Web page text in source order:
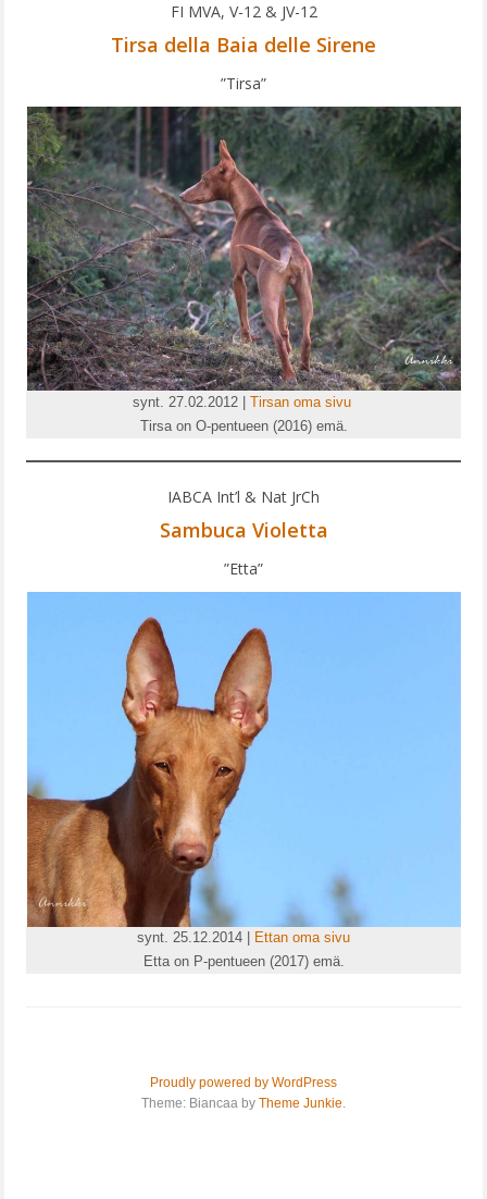
FI MVA, V-12 & JV-12
Tirsa della Baia delle Sirene
”Tirsa”
synt. 27.02.2012 | Tirsan oma sivu
Tirsa on O-pentueen (2016) emä.
IABCA Int’l & Nat JrCh
Sambuca Violetta
”Etta”
synt. 25.12.2014 |
Ettan oma sivu
Etta on P-pentueen (2017) emä.
Proudly powered by WordPress
Theme: Biancaa by Theme Junkie.